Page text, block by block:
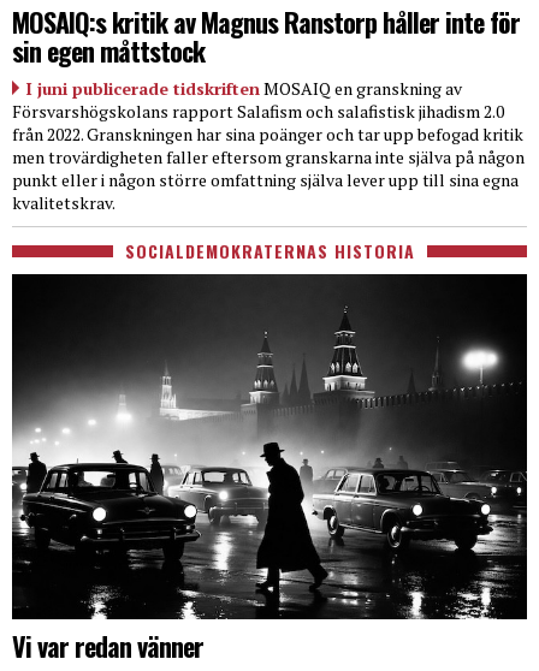
MOSAIQ:s kritik av Magnus Ranstorp håller inte för
sin egen måttstock
I juni publicerade tidskriften MOSAIQ en granskning av
Försvarshögskolans rapport Salafism och salafistisk jihadism 2.0
från 2022. Granskningen har sina poänger och tar upp befogad kritik
men trovärdigheten faller eftersom granskarna inte själva på någon
punkt eller i någon större omfattning själva lever upp till sina egna
kvalitetskrav.
SOCIALDEMOKRATERNAS HISTORIA
Vi var redan vänner